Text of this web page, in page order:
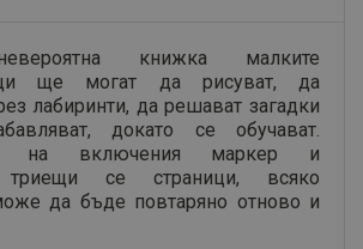
книжка малките
ще могат да рисуват, да
лабиринти, да решават загадки
докато се обучават.
на включения маркер и
триещи се страници, всяко
да бъде повтаряно отново и